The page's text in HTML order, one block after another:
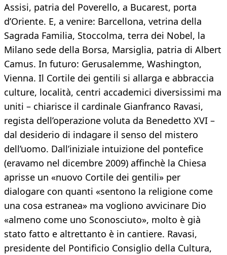
Assisi, patria del Poverello, a Bucarest, porta
d’Oriente. E, a venire: Barcellona, vetrina della
Sagrada Familia, Stoccolma, terra dei Nobel, la
Milano sede della Borsa, Marsiglia, patria di Albert
Camus. In futuro: Gerusalemme, Washington,
Vienna. Il Cortile dei gentili si allarga e abbraccia
culture, località, centri accademici diversissimi ma
uniti – chiarisce il cardinale Gianfranco Ravasi,
regista dell’operazione voluta da Benedetto XVI –
dal desiderio di indagare il senso del mistero
dell’uomo. Dall’iniziale intuizione del pontefice
(eravamo nel dicembre 2009) affinchè la Chiesa
aprisse un «nuovo Cortile dei gentili» per
dialogare con quanti «sentono la religione come
una cosa estranea» ma vogliono avvicinare Dio
«almeno come uno Sconosciuto», molto è già
stato fatto e altrettanto è in cantiere. Ravasi,
presidente del Pontificio Consiglio della Cultura,